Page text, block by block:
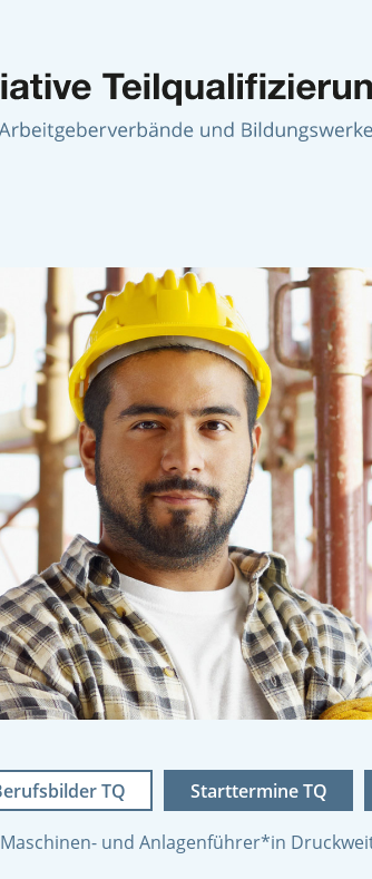
TQ Starttermine TQ
Maschinen- und Anlagenführer*in